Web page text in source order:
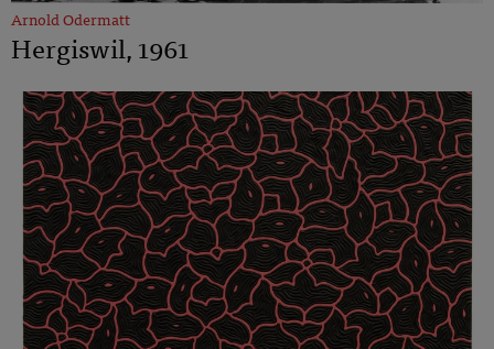
Arnold Odermatt
Hergiswil, 1961